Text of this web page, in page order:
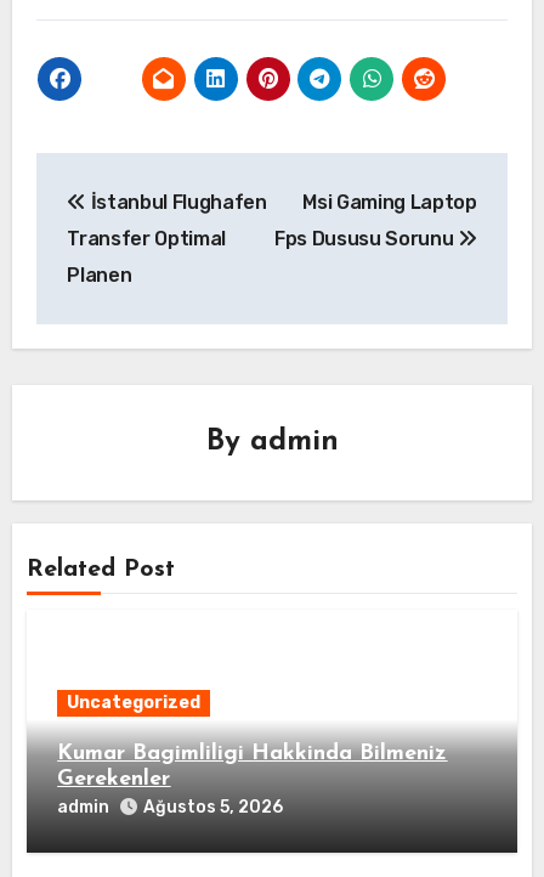
gezinmesi
İstanbul Flughafen
Transfer Optimal
Planen
Msi Gaming Laptop
Fps Dususu Sorunu
By admin
Related Post
Uncategorized
Kumar Bagimliligi Hakkinda Bilmeniz
Gerekenler
admin Ağustos 5, 2026